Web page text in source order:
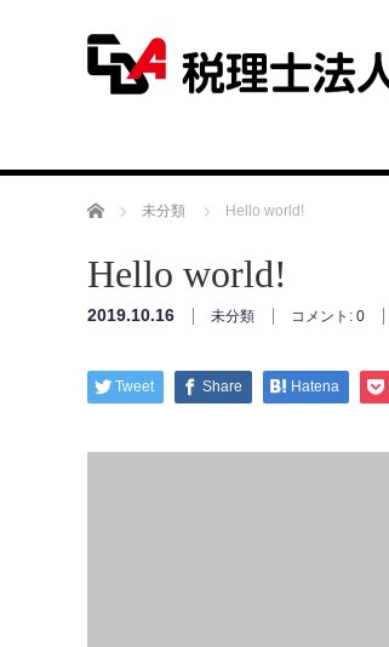
ホーム 未分類 Hello world!
Hello world!
2019.10.16 未分類 コメント: 0
Tweet Share Hatena